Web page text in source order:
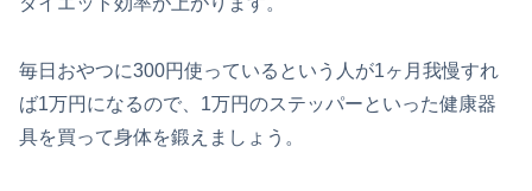
毎日おやつに300円使っているという人が1ヶ月我慢すれ
ば1万円になるので、1万円のステッパーといった健康器
具を買って身体を鍛えましょう。